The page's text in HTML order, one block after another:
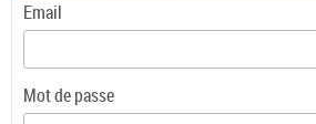
Email
Mot de passe